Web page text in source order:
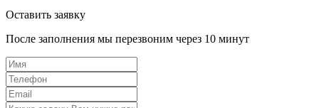
Оставить заявку
После заполнения мы перезвоним через 10 минут